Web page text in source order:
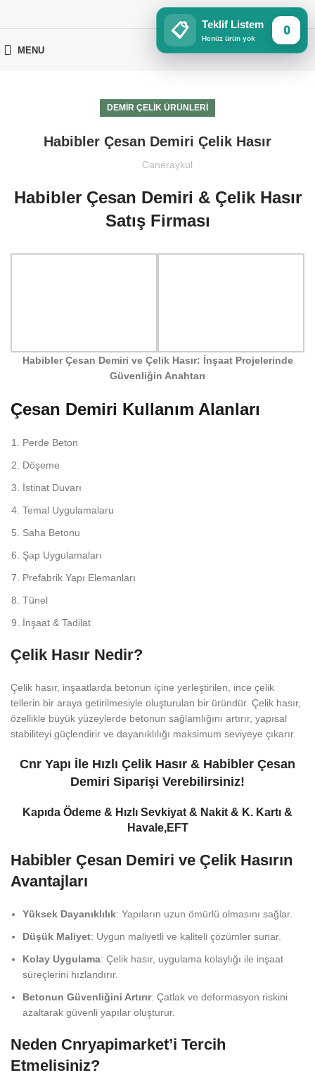
MENU
DEMIR ÇELIK ÜRÜNLERI
Habibler Çesan Demiri Çelik Hasır
Caneraykul
Habibler Çesan Demiri & Çelik Hasır
Satış Firması
Habibler Çesan Demiri ve Çelik Hasır: İnşaat Projelerinde
Güvenliğin Anahtarı
Çesan Demiri Kullanım Alanları
Perde Beton
Döşeme
İstinat Duvarı
Temal Uygulamalaru
Saha Betonu
Şap Uygulamaları
Prefabrik Yapı Elemanları
Tünel
İnşaat & Tadilat
Çelik Hasır Nedir?
Çelik hasır, inşaatlarda betonun içine yerleştirilen, ince çelik
tellerin bir araya getirilmesiyle oluşturulan bir üründür. Çelik hasır,
özellikle büyük yüzeylerde betonun sağlamlığını artırır, yapısal
stabiliteyi güçlendirir ve dayanıklılığı maksimum seviyeye çıkarır.
Cnr Yapı İle Hızlı Çelik Hasır & Habibler Çesan
Demiri Siparişi Verebilirsiniz!
Kapıda Ödeme & Hızlı Sevkiyat & Nakit & K. Kartı &
Havale,EFT
Habibler Çesan Demiri ve Çelik Hasırın
Avantajları
Yüksek Dayanıklılık: Yapıların uzun ömürlü olmasını sağlar.
Düşük Maliyet: Uygun maliyetli ve kaliteli çözümler sunar.
Kolay Uygulama: Çelik hasır, uygulama kolaylığı ile inşaat
süreçlerini hızlandırır.
Betonun Güvenliğini Artırır: Çatlak ve deformasyon riskini
azaltarak güvenli yapılar oluşturur.
Neden Cnryapimarket’i Tercih
Etmelisiniz?
📋 Teklif Listem
Henüz ürün yok
0